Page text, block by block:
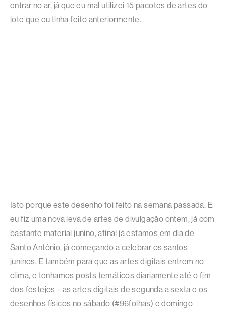
entrar no ar, já que eu mal utilizei 15 pacotes de artes do
lote que eu tinha feito anteriormente.
Isto porque este desenho foi feito na semana passada. E
eu fiz uma nova leva de artes de divulgação ontem, já com
bastante material junino, afinal já estamos em dia de
Santo Antônio, já começando a celebrar os santos
juninos. E também para que as artes digitais entrem no
clima, e tenhamos posts temáticos diariamente até o fim
dos festejos – as artes digitais de segunda a sexta e os
desenhos físicos no sábado (#96folhas) e domingo